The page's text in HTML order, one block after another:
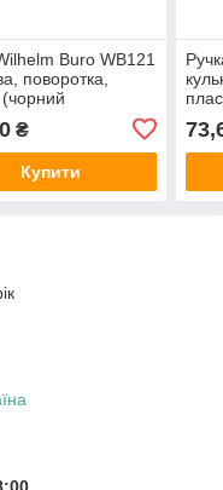
Buro WB121
поворотка,
₴
Купити